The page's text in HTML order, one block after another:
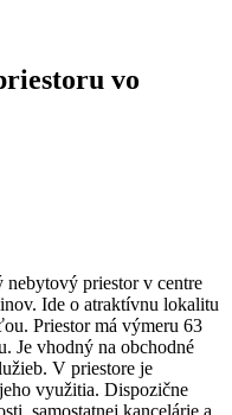
vo
nebytový priestor v centre
Ide o atraktívnu lokalitu
Priestor má výmeru 63
Je vhodný na obchodné
V priestore je
využitia. Dispozične
samostatnej kancelárie a